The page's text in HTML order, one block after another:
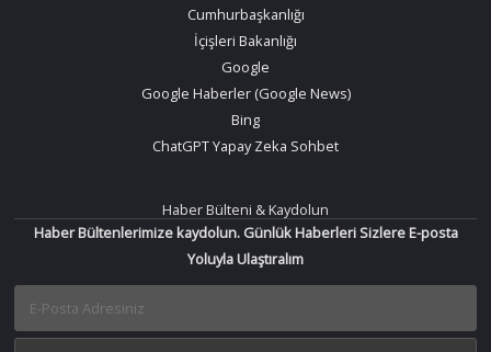
Cumhurbaşkanlığı
İçişleri Bakanlığı
Google
Google Haberler (Google News)
Bing
ChatGPT Yapay Zeka Sohbet
Haber Bülteni & Kaydolun
Haber Bültenlerimize kaydolun. Günlük Haberleri Sizlere E-posta
Yoluyla Ulaştıralım